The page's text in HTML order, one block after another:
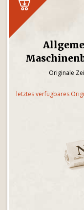
Originale
letztes verfügbares